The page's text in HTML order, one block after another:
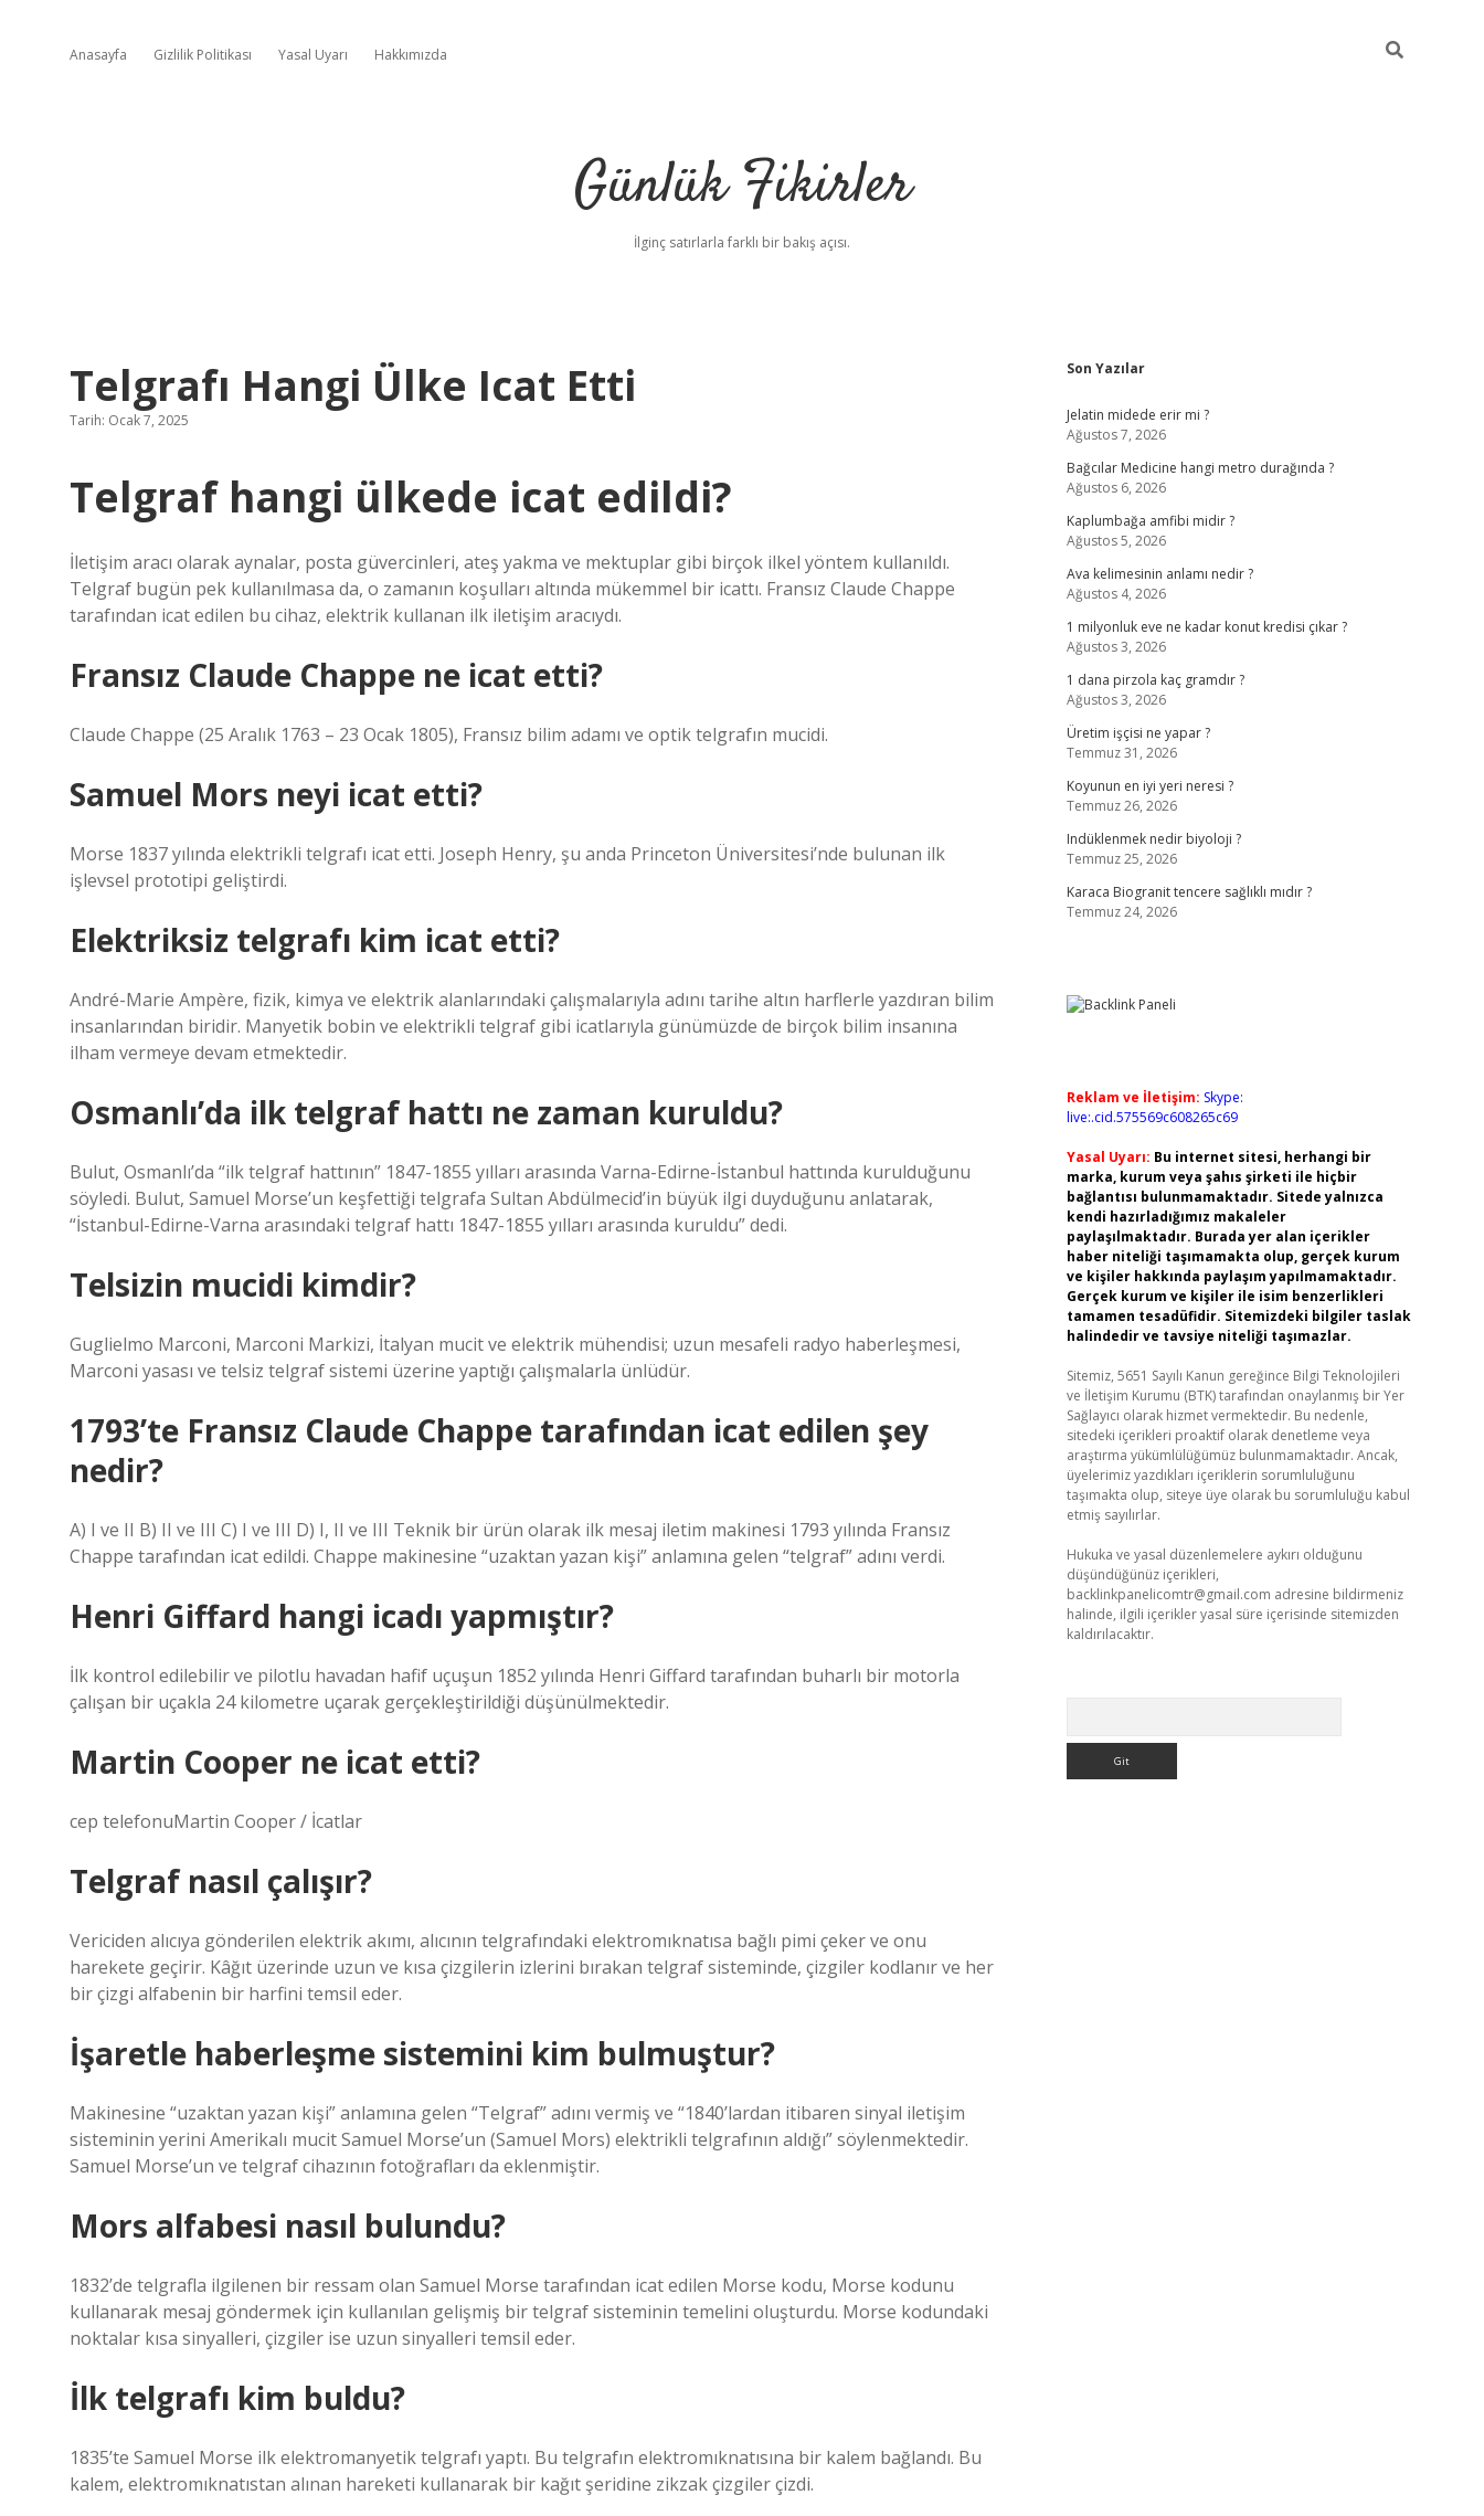
Anasayfa Gizlilik Politikası Yasal Uyarı Hakkımızda
Günlük Fikirler
İlginç satırlarla farklı bir bakış açısı.
Telgrafı Hangi Ülke Icat Etti
Tarih: Ocak 7, 2025
Telgraf hangi ülkede icat edildi?
İletişim aracı olarak aynalar, posta güvercinleri, ateş yakma ve mektuplar gibi birçok ilkel yöntem kullanıldı.
Telgraf bugün pek kullanılmasa da, o zamanın koşulları altında mükemmel bir icattı. Fransız Claude Chappe
tarafından icat edilen bu cihaz, elektrik kullanan ilk iletişim aracıydı.
Fransız Claude Chappe ne icat etti?
Claude Chappe (25 Aralık 1763 – 23 Ocak 1805), Fransız bilim adamı ve optik telgrafın mucidi.
Samuel Mors neyi icat etti?
Morse 1837 yılında elektrikli telgrafı icat etti. Joseph Henry, şu anda Princeton Üniversitesi’nde bulunan ilk
işlevsel prototipi geliştirdi.
Elektriksiz telgrafı kim icat etti?
André-Marie Ampère, fizik, kimya ve elektrik alanlarındaki çalışmalarıyla adını tarihe altın harflerle yazdıran bilim
insanlarından biridir. Manyetik bobin ve elektrikli telgraf gibi icatlarıyla günümüzde de birçok bilim insanına
ilham vermeye devam etmektedir.
Osmanlı’da ilk telgraf hattı ne zaman kuruldu?
Bulut, Osmanlı’da “ilk telgraf hattının” 1847-1855 yılları arasında Varna-Edirne-İstanbul hattında kurulduğunu
söyledi. Bulut, Samuel Morse’un keşfettiği telgrafa Sultan Abdülmecid’in büyük ilgi duyduğunu anlatarak,
“İstanbul-Edirne-Varna arasındaki telgraf hattı 1847-1855 yılları arasında kuruldu” dedi.
Telsizin mucidi kimdir?
Guglielmo Marconi, Marconi Markizi, İtalyan mucit ve elektrik mühendisi; uzun mesafeli radyo haberleşmesi,
Marconi yasası ve telsiz telgraf sistemi üzerine yaptığı çalışmalarla ünlüdür.
1793’te Fransız Claude Chappe tarafından icat edilen şey
nedir?
A) I ve II B) II ve III C) I ve III D) I, II ve III Teknik bir ürün olarak ilk mesaj iletim makinesi 1793 yılında Fransız
Chappe tarafından icat edildi. Chappe makinesine “uzaktan yazan kişi” anlamına gelen “telgraf” adını verdi.
Henri Giffard hangi icadı yapmıştır?
İlk kontrol edilebilir ve pilotlu havadan hafif uçuşun 1852 yılında Henri Giffard tarafından buharlı bir motorla
çalışan bir uçakla 24 kilometre uçarak gerçekleştirildiği düşünülmektedir.
Martin Cooper ne icat etti?
cep telefonuMartin Cooper / İcatlar
Telgraf nasıl çalışır?
Vericiden alıcıya gönderilen elektrik akımı, alıcının telgrafındaki elektromıknatısa bağlı pimi çeker ve onu
harekete geçirir. Kâğıt üzerinde uzun ve kısa çizgilerin izlerini bırakan telgraf sisteminde, çizgiler kodlanır ve her
bir çizgi alfabenin bir harfini temsil eder.
İşaretle haberleşme sistemini kim bulmuştur?
Makinesine “uzaktan yazan kişi” anlamına gelen “Telgraf” adını vermiş ve “1840’lardan itibaren sinyal iletişim
sisteminin yerini Amerikalı mucit Samuel Morse’un (Samuel Mors) elektrikli telgrafının aldığı” söylenmektedir.
Samuel Morse’un ve telgraf cihazının fotoğrafları da eklenmiştir.
Mors alfabesi nasıl bulundu?
1832’de telgrafla ilgilenen bir ressam olan Samuel Morse tarafından icat edilen Morse kodu, Morse kodunu
kullanarak mesaj göndermek için kullanılan gelişmiş bir telgraf sisteminin temelini oluşturdu. Morse kodundaki
noktalar kısa sinyalleri, çizgiler ise uzun sinyalleri temsil eder.
İlk telgrafı kim buldu?
1835’te Samuel Morse ilk elektromanyetik telgrafı yaptı. Bu telgrafın elektromıknatısına bir kalem bağlandı. Bu
kalem, elektromıknatıstan alınan hareketi kullanarak bir kağıt şeridine zikzak çizgiler çizdi.
Sidebar
Son Yazılar
Jelatin midede erir mi ?
Ağustos 7, 2026
Bağcılar Medicine hangi metro durağında ?
Ağustos 6, 2026
Kaplumbağa amfibi midir ?
Ağustos 5, 2026
Ava kelimesinin anlamı nedir ?
Ağustos 4, 2026
1 milyonluk eve ne kadar konut kredisi çıkar ?
Ağustos 3, 2026
1 dana pirzola kaç gramdır ?
Ağustos 3, 2026
Üretim işçisi ne yapar ?
Temmuz 31, 2026
Koyunun en iyi yeri neresi ?
Temmuz 26, 2026
Indüklenmek nedir biyoloji ?
Temmuz 25, 2026
Karaca Biogranit tencere sağlıklı mıdır ?
Temmuz 24, 2026
Reklam ve İletişim: Skype:
live:.cid.575569c608265c69
Yasal Uyarı: Bu internet sitesi, herhangi bir
marka, kurum veya şahıs şirketi ile hiçbir
bağlantısı bulunmamaktadır. Sitede yalnızca
kendi hazırladığımız makaleler
paylaşılmaktadır. Burada yer alan içerikler
haber niteliği taşımamakta olup, gerçek kurum
ve kişiler hakkında paylaşım yapılmamaktadır.
Gerçek kurum ve kişiler ile isim benzerlikleri
tamamen tesadüfidir. Sitemizdeki bilgiler taslak
halindedir ve tavsiye niteliği taşımazlar.
Sitemiz, 5651 Sayılı Kanun gereğince Bilgi Teknolojileri
ve İletişim Kurumu (BTK) tarafından onaylanmış bir Yer
Sağlayıcı olarak hizmet vermektedir. Bu nedenle,
sitedeki içerikleri proaktif olarak denetleme veya
araştırma yükümlülüğümüz bulunmamaktadır. Ancak,
üyelerimiz yazdıkları içeriklerin sorumluluğunu
taşımakta olup, siteye üye olarak bu sorumluluğu kabul
etmiş sayılırlar.
Hukuka ve yasal düzenlemelere aykırı olduğunu
düşündüğünüz içerikleri,
backlinkpanelicomtr@gmail.com adresine bildirmeniz
halinde, ilgili içerikler yasal süre içerisinde sitemizden
kaldırılacaktır.